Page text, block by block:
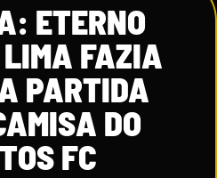
ETERNO
FAZIA
PARTIDA
DO
FC